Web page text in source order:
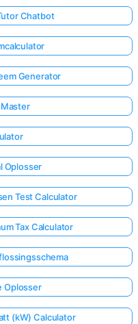
Chatbot
Generator
Oplosser
Test Calculator
Tax Calculator
Oplosser
(kW) Calculator